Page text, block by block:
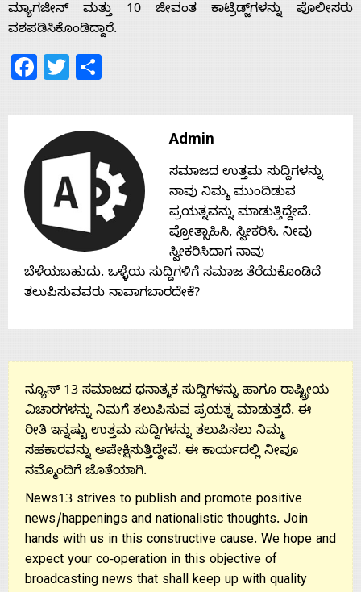
Us
Advertise
With
Contact
Us
ಮ್ಯಾಗಜೀನ್ ಮತ್ತು 10 ಜೀವಂತ ಕಾಟ್ರಿಡ್ಜ್‌ಗಳನ್ನು ಪೊಲೀಸರು
ವಶಪಡಿಸಿಕೊಂಡಿದ್ದಾರೆ.
Facebook
Twitter
Admin
ಸಮಾಜದ ಉತ್ತಮ ಸುದ್ದಿಗಳನ್ನು
ನಾವು ನಿಮ್ಮ ಮುಂದಿಡುವ
ಪ್ರಯತ್ನವನ್ನು ಮಾಡುತ್ತಿದ್ದೇವೆ.
ಪ್ರೋತ್ಸಾಹಿಸಿ, ಸ್ವೀಕರಿಸಿ. ನೀವು
ಸ್ವೀಕರಿಸಿದಾಗ ನಾವು
ಬೆಳೆಯಬಹುದು. ಒಳ್ಳೆಯ ಸುದ್ದಿಗಳಿಗೆ ಸಮಾಜ ತೆರೆದುಕೊಂಡಿದೆ
ತಲುಪಿಸುವವರು ನಾವಾಗಬಾರದೇಕೆ?
ನ್ಯೂಸ್ 13 ಸಮಾಜದ ಧನಾತ್ಮಕ ಸುದ್ದಿಗಳನ್ನು ಹಾಗೂ ರಾಷ್ಟ್ರೀಯ
ವಿಚಾರಗಳನ್ನು ನಿಮಗೆ ತಲುಪಿಸುವ ಪ್ರಯತ್ನ ಮಾಡುತ್ತದೆ. ಈ
ರೀತಿ ಇನ್ನಷ್ಟು ಉತ್ತಮ ಸುದ್ದಿಗಳನ್ನು ತಲುಪಿಸಲು ನಿಮ್ಮ
ಸಹಕಾರವನ್ನು ಅಪೇಕ್ಷಿಸುತ್ತಿದ್ದೇವೆ. ಈ ಕಾರ್ಯದಲ್ಲಿ ನೀವೂ
ನಮ್ಮೊಂದಿಗೆ ಜೊತೆಯಾಗಿ.
News13 strives to publish and promote positive
news/happenings and nationalistic thoughts. Join
hands with us in this constructive cause. We hope and
expect your co-operation in this objective of
broadcasting news that shall keep up with quality